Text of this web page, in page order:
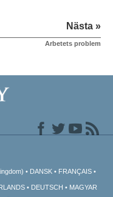
Nästa »
Arbetets problem
DANSK FRANÇAIS
DEUTSCH
MAGYAR